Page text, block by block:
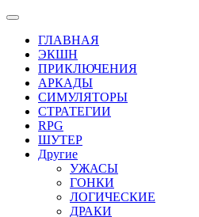
ГЛАВНАЯ
ЭКШН
ПРИКЛЮЧЕНИЯ
АРКАДЫ
СИМУЛЯТОРЫ
СТРАТЕГИИ
RPG
ШУТЕР
Другие
УЖАСЫ
ГОНКИ
ЛОГИЧЕСКИЕ
ДРАКИ